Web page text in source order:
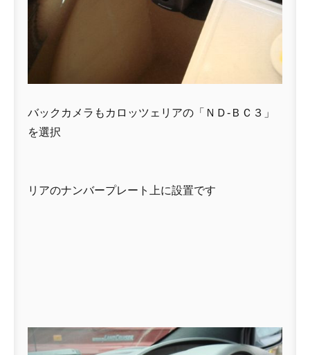
バックカメラもカロッツェリアの「ＮＤ-ＢＣ３」
を選択
リアのナンバープレート上に設置です